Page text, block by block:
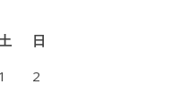
土
日
1
2